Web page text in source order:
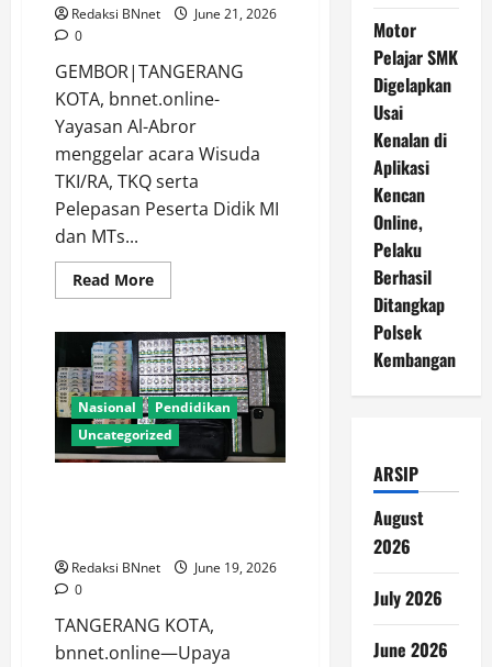
Redaksi BNnet
June 21, 2026
0
GEMBOR|TANGERANG
KOTA, bnnet.online-
Yayasan Al-Abror
menggelar acara Wisuda
TKI/RA, TKQ serta
Pelepasan Peserta Didik MI
dan MTs...
Read MoreRead
more
Al-
Abror
Wisuda
TKI/RA,
TKQ
&
Lepas
MI-
MTs
Penghargaan
Budaya
Nasional
Pendidikan
Uncategorized
Redaksi BNnet
June 19, 2026
0
TANGERANG KOTA,
bnnet.online—Upaya
Motor
Pelajar SMK
Digelapkan
Usai
Kenalan di
Aplikasi
Kencan
Online,
Pelaku
Berhasil
Ditangkap
Polsek
Kembangan
ARSIP
August
2026
July 2026
June 2026